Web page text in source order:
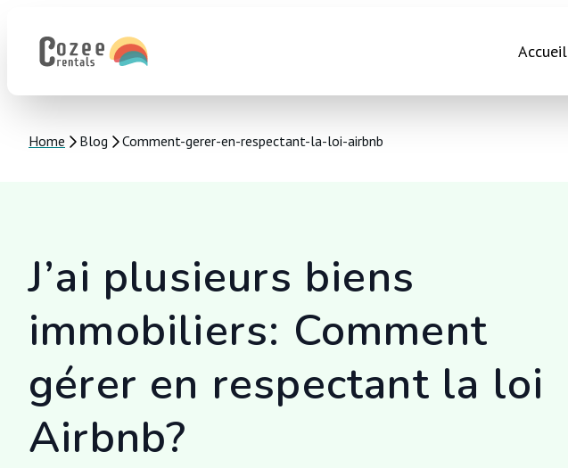
Accueil
Home Blog Comment-gerer-en-respectant-la-loi-airbnb
J’ai plusieurs biens
immobiliers: Comment
gérer en respectant la loi
Airbnb?